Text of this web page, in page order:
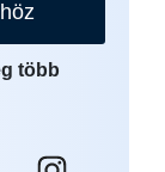
több